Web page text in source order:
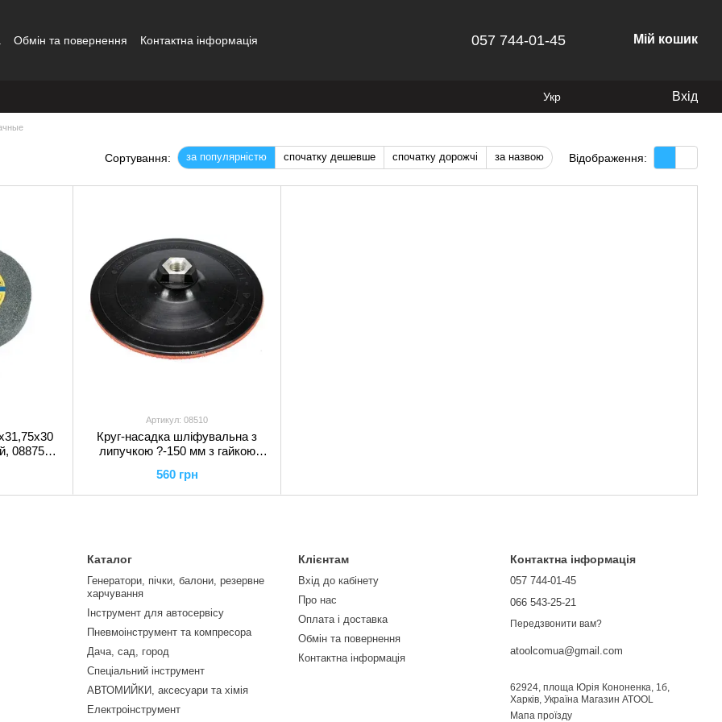
Обмін та повернення Контактна інформація 057 744-01-45 Мій кошик
Укр Вхід
Сортування: за популярністю спочатку дешевше спочатку дорожчі за назвою Відображення:
08875
Артикул: 08510
Круг-насадка шліфувальна з
липучкою ?-150 мм з гайкою
560 грн
Каталог
Генератори, пічки, балони, резервне
харчування
Інструмент для автосервісу
Пневмоінструмент та компресора
Дача, сад, город
Спеціальний інструмент
АВТОМИЙКИ, аксесуари та хімія
Електроінструмент
Клієнтам
Вхід до кабінету
Про нас
Оплата і доставка
Обмін та повернення
Контактна інформація
Контактна інформація
057 744-01-45
066 543-25-21
Передзвонити вам?
atoolcomua@gmail.com
62924, площа Юрія Кононенка, 1б,
Харків, Україна Магазин ATOOL
Мапа проїзду